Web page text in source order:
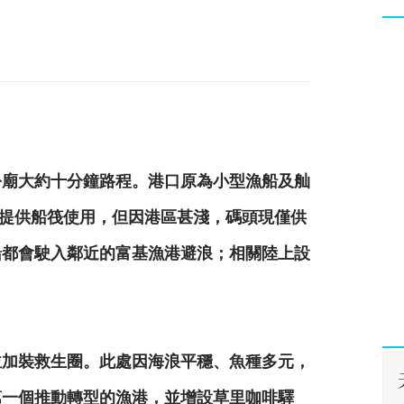
大約十分鐘路程。港口原為小型漁船及舢
供船筏使用，但因港區甚淺，碼頭現僅供
會駛入鄰近的富基漁港避浪；相關陸上設
裝救生圈。此處因海浪平穩、魚種多元，
個推動轉型的漁港，並增設草里咖啡驛